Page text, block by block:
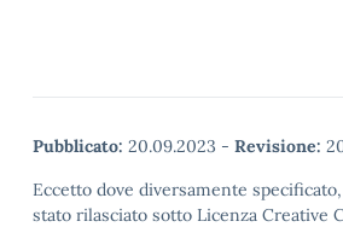
Pubblicato: 20.09.2023 - Revisione:
Eccetto dove diversamente
stato rilasciato sotto Licenza Creative